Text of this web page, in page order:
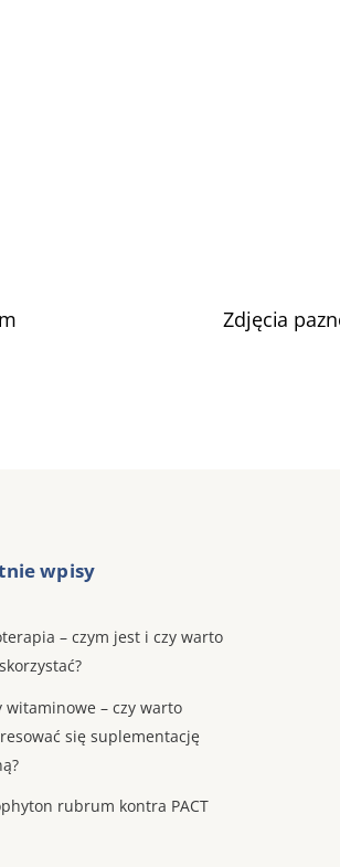
Zdjęcia
wpisy
– czym jest i czy warto
witaminowe – czy warto
się suplementację
rubrum kontra PACT